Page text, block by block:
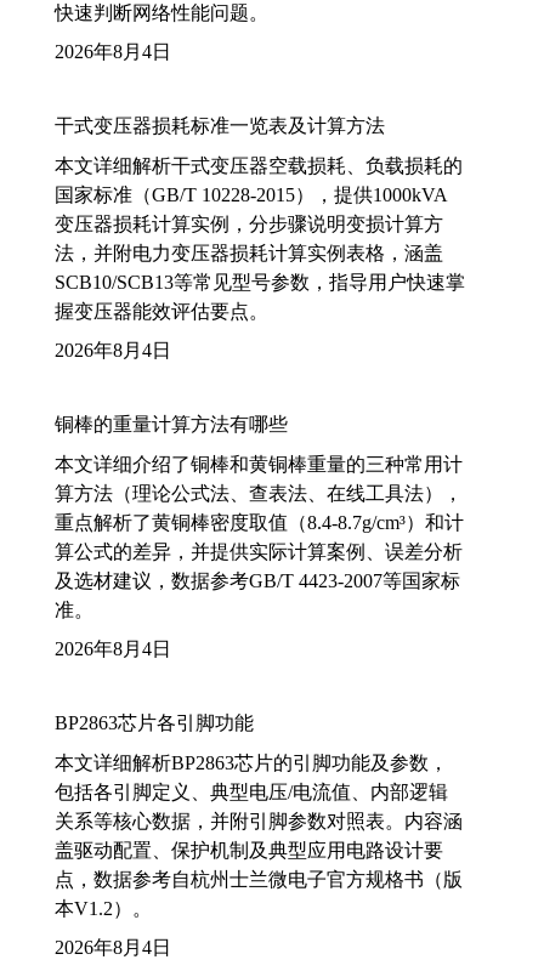
快速判断网络性能问题。
2026年8月4日
干式变压器损耗标准一览表及计算方法
本文详细解析干式变压器空载损耗、负载损耗的
国家标准（GB/T 10228-2015），提供1000kVA
变压器损耗计算实例，分步骤说明变损计算方
法，并附电力变压器损耗计算实例表格，涵盖
SCB10/SCB13等常见型号参数，指导用户快速掌
握变压器能效评估要点。
2026年8月4日
铜棒的重量计算方法有哪些
本文详细介绍了铜棒和黄铜棒重量的三种常用计
算方法（理论公式法、查表法、在线工具法），
重点解析了黄铜棒密度取值（8.4-8.7g/cm³）和计
算公式的差异，并提供实际计算案例、误差分析
及选材建议，数据参考GB/T 4423-2007等国家标
准。
2026年8月4日
BP2863芯片各引脚功能
本文详细解析BP2863芯片的引脚功能及参数，
包括各引脚定义、典型电压/电流值、内部逻辑
关系等核心数据，并附引脚参数对照表。内容涵
盖驱动配置、保护机制及典型应用电路设计要
点，数据参考自杭州士兰微电子官方规格书（版
本V1.2）。
2026年8月4日